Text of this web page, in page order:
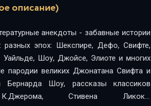
описание)
анекдоты - забавные истории
разных эпох: Шекспире, Дефо, Свифте,
Уайльде, Шоу, Джойсе, Элиоте и многих
пародии великих Джонатана Свифта и
Шоу, рассказы классиков
Стивена Ликока,